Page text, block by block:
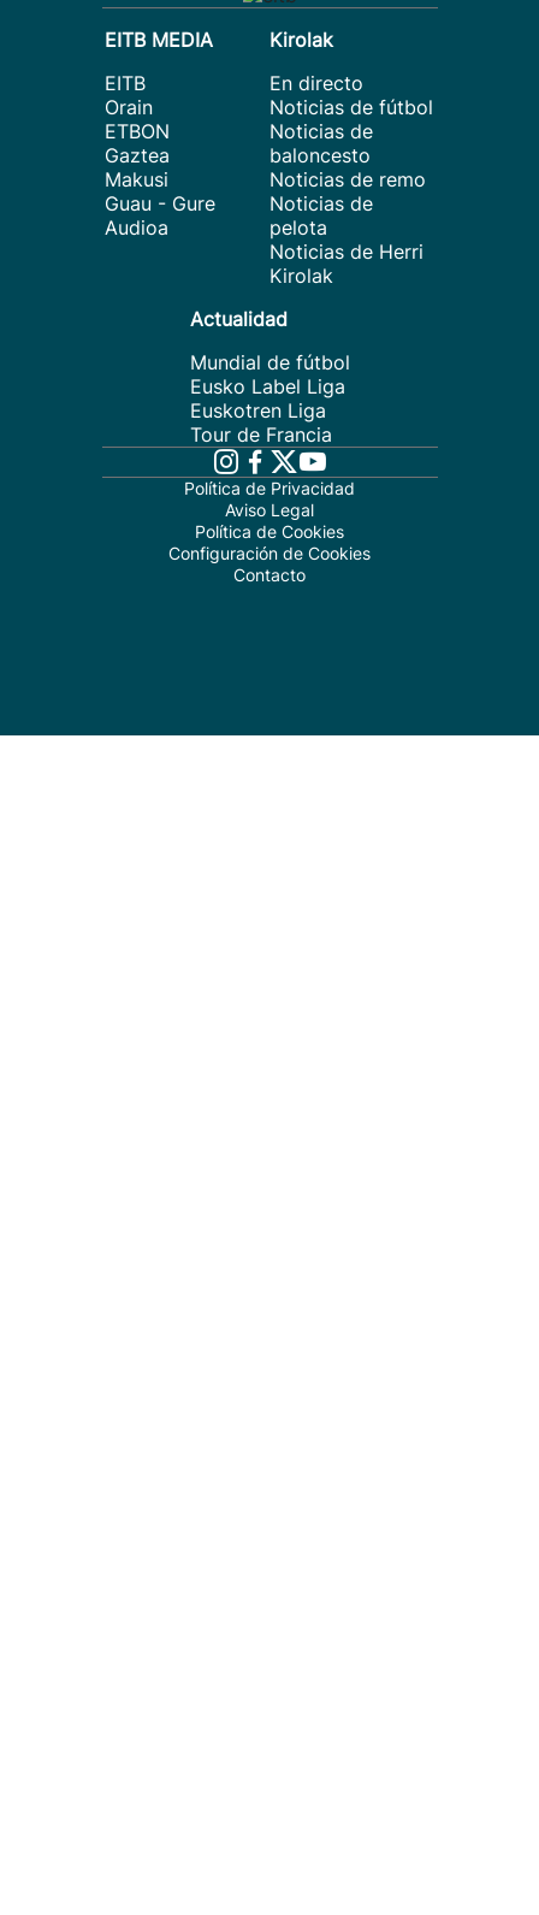
EITB MEDIA
EITB
Orain
ETBON
Gaztea
Makusi
Guau - Gure
Audioa
Kirolak
En directo
Noticias de fútbol
Noticias de
baloncesto
Noticias de remo
Noticias de
pelota
Noticias de Herri
Kirolak
Actualidad
Mundial de fútbol
Eusko Label Liga
Euskotren Liga
Tour de Francia
Política de Privacidad
Aviso Legal
Política de Cookies
Configuración de Cookies
Contacto